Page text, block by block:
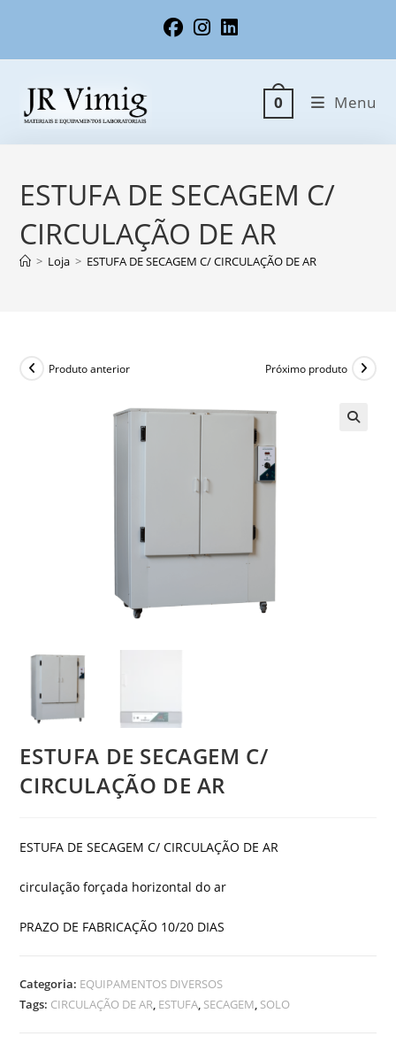
0 Menu
ESTUFA DE SECAGEM C/
CIRCULAÇÃO DE AR
> Loja > ESTUFA DE SECAGEM C/ CIRCULAÇÃO DE AR
Produto anterior Próximo produto
ESTUFA DE SECAGEM C/
CIRCULAÇÃO DE AR
ESTUFA DE SECAGEM C/ CIRCULAÇÃO DE AR
circulação forçada horizontal do ar
PRAZO DE FABRICAÇÃO 10/20 DIAS
Categoria: EQUIPAMENTOS DIVERSOS
Tags: CIRCULAÇÃO DE AR, ESTUFA, SECAGEM, SOLO